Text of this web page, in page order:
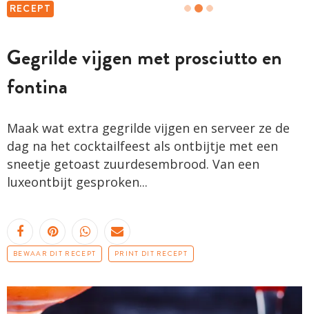
RECEPT
Gegrilde vijgen met prosciutto en
fontina
Maak wat extra gegrilde vijgen en serveer ze de
dag na het cocktailfeest als ontbijtje met een
sneetje getoast zuurdesembrood. Van een
luxeontbijt gesproken...
BEWAAR DIT RECEPT PRINT DIT RECEPT